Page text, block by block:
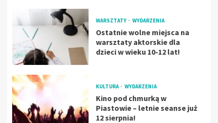
WARSZTATY WYDARZENIA
Ostatnie wolne miejsca na
warsztaty aktorskie dla
dzieci w wieku 10-12 lat!
KULTURA WYDARZENIA
Kino pod chmurką w
Piastowie – letnie seanse już
12 sierpnia!